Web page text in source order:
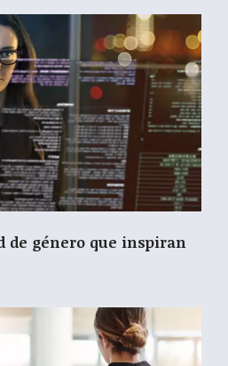
de género que inspiran